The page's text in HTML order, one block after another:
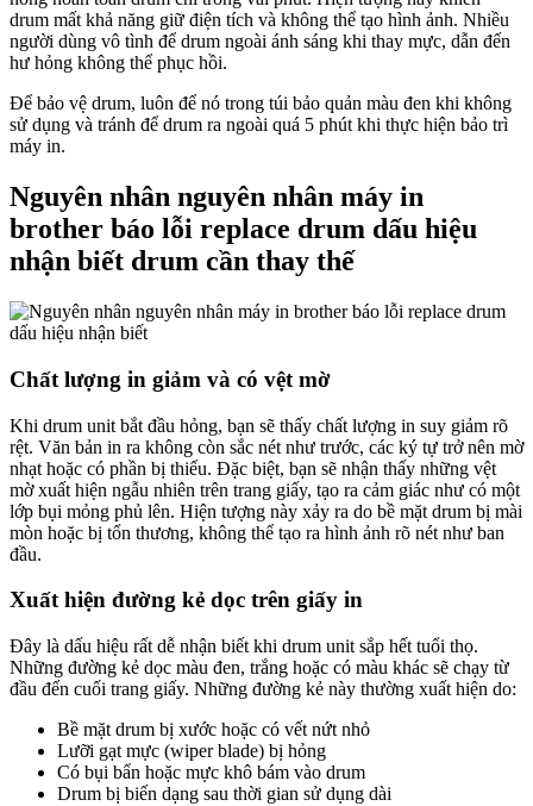
drum mất khả năng giữ điện tích và không thể tạo hình ảnh. Nhiều
người dùng vô tình để drum ngoài ánh sáng khi thay mực, dẫn đến
hư hỏng không thể phục hồi.
Để bảo vệ drum, luôn để nó trong túi bảo quản màu đen khi không
sử dụng và tránh để drum ra ngoài quá 5 phút khi thực hiện bảo trì
máy in.
Nguyên nhân nguyên nhân máy in
brother báo lỗi replace drum dấu hiệu
nhận biết drum cần thay thế
Chất lượng in giảm và có vệt mờ
Khi drum unit bắt đầu hỏng, bạn sẽ thấy chất lượng in suy giảm rõ
rệt. Văn bản in ra không còn sắc nét như trước, các ký tự trở nên mờ
nhạt hoặc có phần bị thiếu. Đặc biệt, bạn sẽ nhận thấy những vệt
mờ xuất hiện ngẫu nhiên trên trang giấy, tạo ra cảm giác như có một
lớp bụi mỏng phủ lên. Hiện tượng này xảy ra do bề mặt drum bị mài
mòn hoặc bị tổn thương, không thể tạo ra hình ảnh rõ nét như ban
đầu.
Xuất hiện đường kẻ dọc trên giấy in
Đây là dấu hiệu rất dễ nhận biết khi drum unit sắp hết tuổi thọ.
Những đường kẻ dọc màu đen, trắng hoặc có màu khác sẽ chạy từ
đầu đến cuối trang giấy. Những đường kẻ này thường xuất hiện do:
Bề mặt drum bị xước hoặc có vết nứt nhỏ
Lưỡi gạt mực (wiper blade) bị hỏng
Có bụi bẩn hoặc mực khô bám vào drum
Drum bị biến dạng sau thời gian sử dụng dài